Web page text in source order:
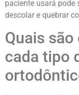
paciente usará pode
descolar e quebrar
Quais
cada tipo